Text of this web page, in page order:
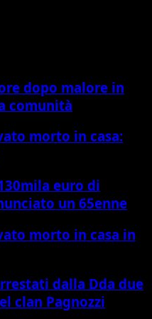
dopo malore in
comunità
morto in casa:
euro di
un 65enne
morto in casa in
dalla Dda due
clan Pagnozzi